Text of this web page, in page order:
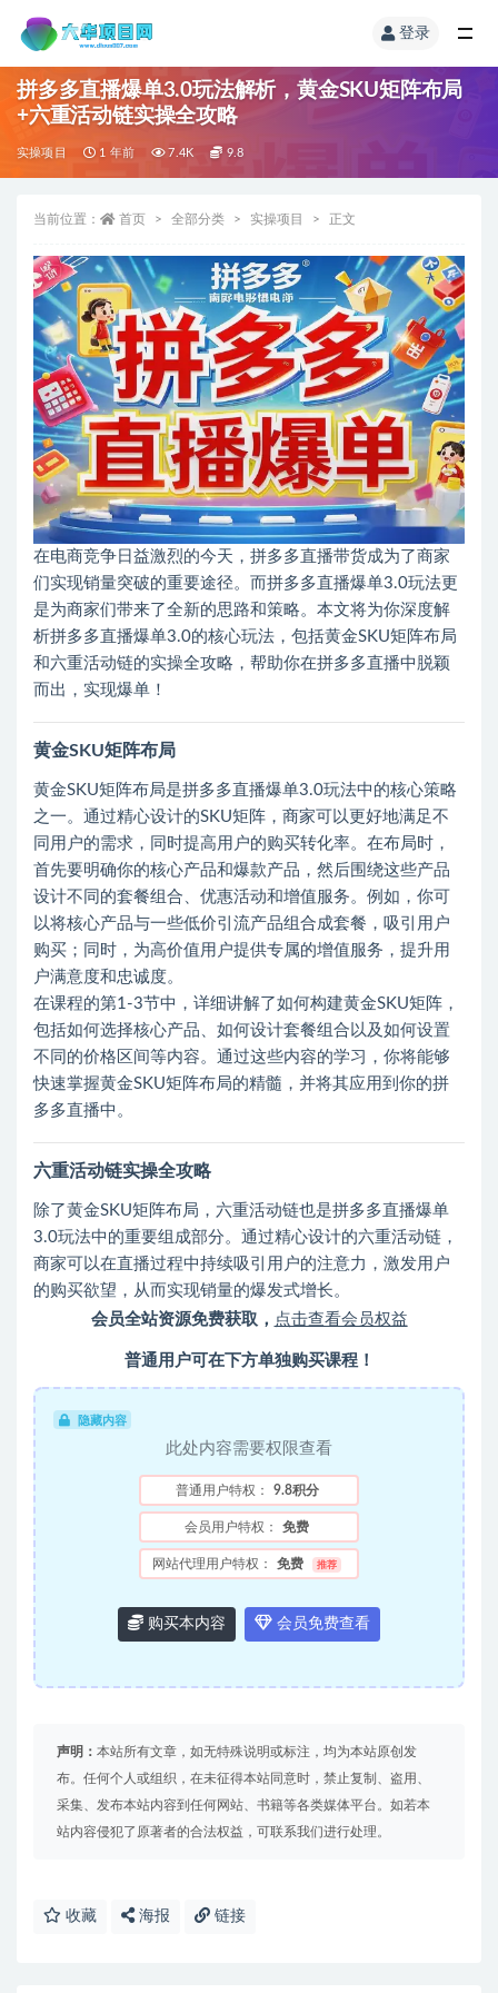
登录
拼多多直播爆单3.0玩法解析，黄金SKU矩阵布局
+六重活动链实操全攻略
实操项目 1 年前 7.4K 9.8
当前位置： 首页 全部分类 实操项目 正文
在电商竞争日益激烈的今天，拼多多直播带货成为了商家
们实现销量突破的重要途径。而拼多多直播爆单3.0玩法更
是为商家们带来了全新的思路和策略。本文将为你深度解
析拼多多直播爆单3.0的核心玩法，包括黄金SKU矩阵布局
和六重活动链的实操全攻略，帮助你在拼多多直播中脱颖
而出，实现爆单！
黄金SKU矩阵布局
黄金SKU矩阵布局是拼多多直播爆单3.0玩法中的核心策略
之一。通过精心设计的SKU矩阵，商家可以更好地满足不
同用户的需求，同时提高用户的购买转化率。在布局时，
首先要明确你的核心产品和爆款产品，然后围绕这些产品
设计不同的套餐组合、优惠活动和增值服务。例如，你可
以将核心产品与一些低价引流产品组合成套餐，吸引用户
购买；同时，为高价值用户提供专属的增值服务，提升用
户满意度和忠诚度。
在课程的第1-3节中，详细讲解了如何构建黄金SKU矩阵，
包括如何选择核心产品、如何设计套餐组合以及如何设置
不同的价格区间等内容。通过这些内容的学习，你将能够
快速掌握黄金SKU矩阵布局的精髓，并将其应用到你的拼
多多直播中。
六重活动链实操全攻略
除了黄金SKU矩阵布局，六重活动链也是拼多多直播爆单
3.0玩法中的重要组成部分。通过精心设计的六重活动链，
商家可以在直播过程中持续吸引用户的注意力，激发用户
的购买欲望，从而实现销量的爆发式增长。
会员全站资源免费获取， 点击查看会员权益
普通用户可在下方单独购买课程！
隐藏内容
此处内容需要权限查看
普通用户特权： 9.8积分
会员用户特权： 免费
网站代理用户特权： 免费 推荐
购买本内容 会员免费查看
声明： 本站所有文章，如无特殊说明或标注，均为本站原创发
布。任何个人或组织，在未征得本站同意时，禁止复制、盗用、
采集、发布本站内容到任何网站、书籍等各类媒体平台。如若本
站内容侵犯了原著者的合法权益，可联系我们进行处理。
收藏 海报 链接